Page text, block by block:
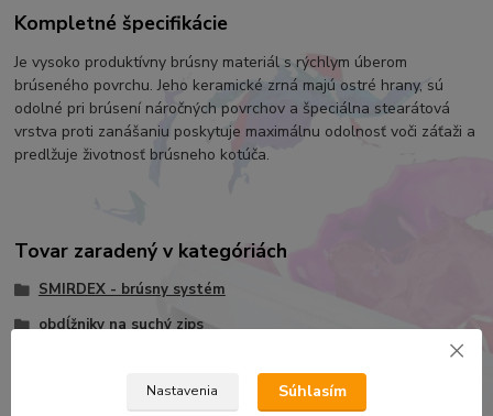
Kompletné špecifikácie
Je vysoko produktívny brúsny materiál s rýchlym úberom
brúseného povrchu. Jeho keramické zrná majú ostré hrany, sú
odolné pri brúsení náročných povrchov a špeciálna stearátová
vrstva proti zanášaniu poskytuje maximálnu odolnosť voči záťaži a
predlžuje životnosť brúsneho kotúča.
Tovar zaradený v kategóriách
SMIRDEX - brúsny systém
obdĺžniky na suchý zips
Nastavenia Súhlasím